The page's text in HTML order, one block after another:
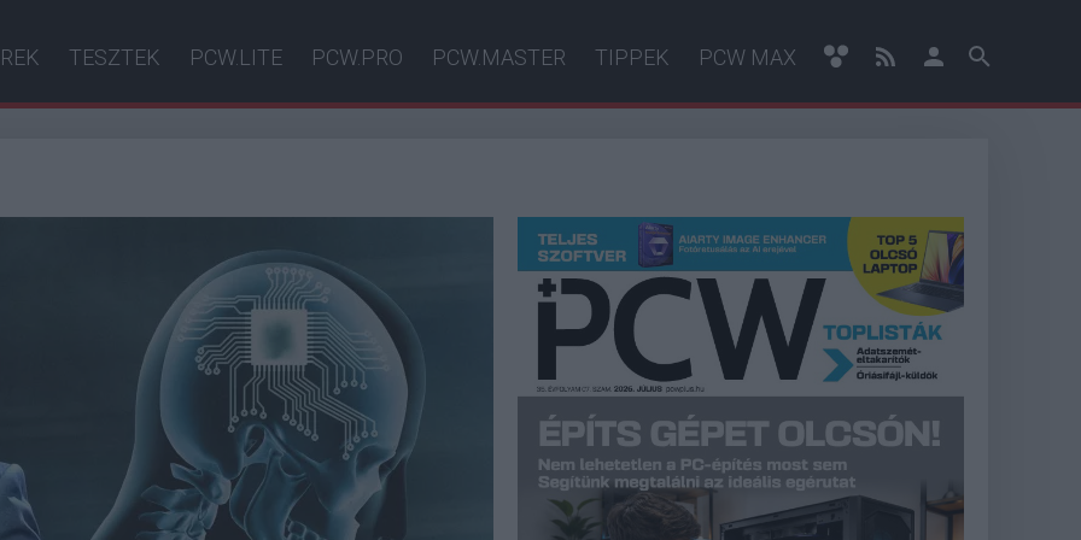
TESZTEK PCW.LITE PCW.PRO PCW.MASTER TIPPEK PCW MAX